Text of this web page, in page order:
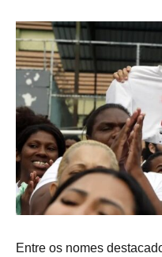
Entre os nomes